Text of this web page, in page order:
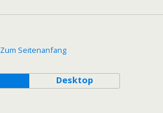
Zum Seitenanfang
Desktop